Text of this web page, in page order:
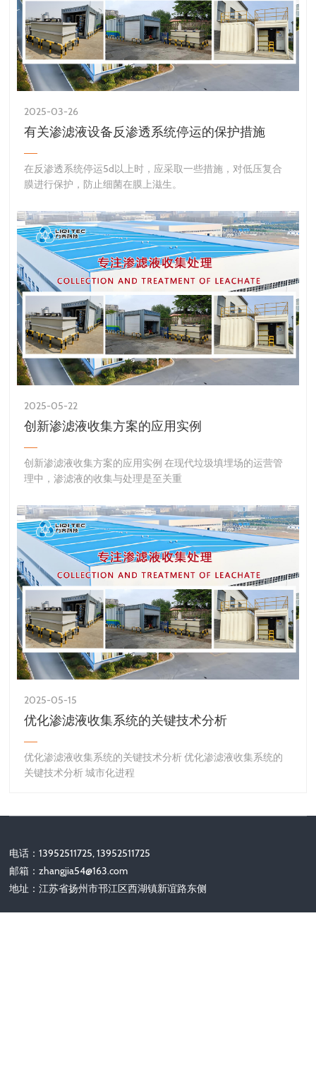
2025-03-26
有关渗滤液设备反渗透系统停运的保护措施
​在反渗透系统停运5d以上时，应采取一些措施，对低压复合
膜进行保护，防止细菌在膜上滋生。
2025-05-22
创新渗滤液收集方案的应用实例
创新渗滤液收集方案的应用实例 在现代垃圾填埋场的运营管
理中，渗滤液的收集与处理是至关重
2025-05-15
优化渗滤液收集系统的关键技术分析
优化渗滤液收集系统的关键技术分析 优化渗滤液收集系统的
关键技术分析 城市化进程
电话：13952511725, 13952511725
邮箱：zhangjia54@163.com
地址：江苏省扬州市邗江区西湖镇新谊路东侧